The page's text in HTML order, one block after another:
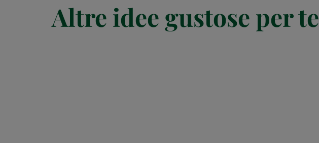
Altre idee gustose per te